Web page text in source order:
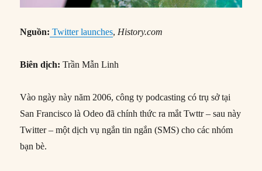
Nguồn: Twitter launches, History.com
Biên dịch: Trần Mẫn Linh
Vào ngày này năm 2006, công ty podcasting có trụ sở tại
San Francisco là Odeo đã chính thức ra mắt Twttr – sau này
Twitter – một dịch vụ ngắn tin ngắn (SMS) cho các nhóm
bạn bè.